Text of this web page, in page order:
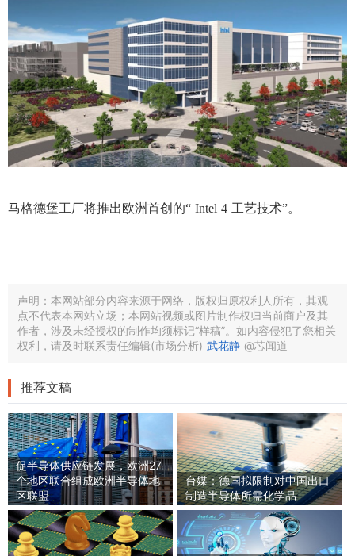
马格德堡工厂将推出欧洲首创的“ Intel 4 工艺技术”。
声明：本网站部分内容来源于网络，版权归原权利人所有，其观
点不代表本网站立场；本网站视频或图片制作权归当前商户及其
作者，涉及未经授权的制作均须标记“样稿”。如内容侵犯了您相关
权利，请及时联系责任编辑(市场分析) 武花静 @芯闻道
推荐文稿
促半导体供应链发展，欧洲27
个地区联合组成欧洲半导体地
区联盟
台媒：德国拟限制对中国出口
制造半导体所需化学品